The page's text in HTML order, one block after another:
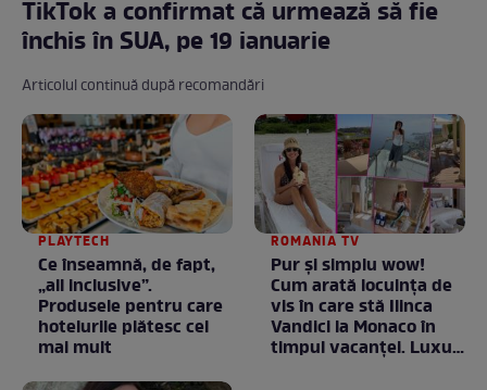
TikTok a confirmat că urmează să fie
închis în SUA, pe 19 ianuarie
Articolul continuă după recomandări
PLAYTECH
Ce înseamnă, de fapt,
„all inclusive”.
Produsele pentru care
hotelurile plătesc cel
mai mult
ROMANIA TV
Pur și simplu wow!
Cum arată locuința de
vis în care stă Ilinca
Vandici la Monaco în
timpul vacanței. Luxul